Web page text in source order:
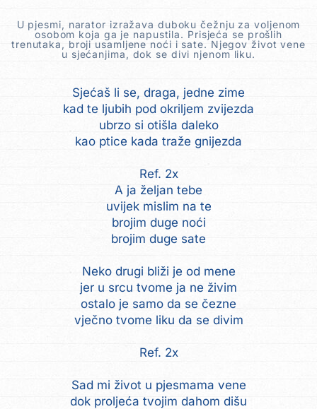
U pjesmi, narator izražava duboku čežnju za voljenom
osobom koja ga je napustila. Prisjeća se prošlih
trenutaka, broji usamljene noći i sate. Njegov život vene
u sjećanjima, dok se divi njenom liku.
Sjećaš li se, draga, jedne zime
kad te ljubih pod okriljem zvijezda
ubrzo si otišla daleko
kao ptice kada traže gnijezda
Ref. 2x
A ja željan tebe
uvijek mislim na te
brojim duge noći
brojim duge sate
Neko drugi bliži je od mene
jer u srcu tvome ja ne živim
ostalo je samo da se čezne
vječno tvome liku da se divim
Ref. 2x
Sad mi život u pjesmama vene
dok proljeća tvojim dahom dišu